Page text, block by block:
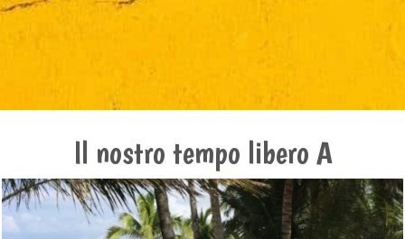
Il nostro tempo libero A
4x4, Moto o Quad